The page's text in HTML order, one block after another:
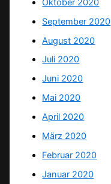
Oktober 2020
September 2020
August 2020
Juli 2020
Juni 2020
Mai 2020
April 2020
März 2020
Februar 2020
Januar 2020